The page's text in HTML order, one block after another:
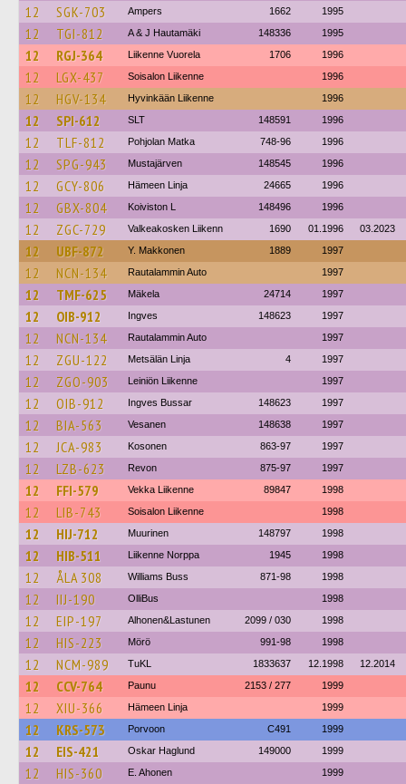
12 SGK-703 Ampers 1662 1995
12 TGI-812 A & J Hautamäki 148336 1995
12 RGJ-364 Liikenne Vuorela 1706 1996
12 LGX-437 Soisalon Liikenne 1996
12 HGV-134 Hyvinkään Liikenne 1996
12 SPI-612 SLT 148591 1996
12 TLF-812 Pohjolan Matka 748-96 1996
12 SPG-943 Mustajärven 148545 1996
12 GCY-806 Hämeen Linja 24665 1996
12 GBX-804 Koiviston L 148496 1996
12 ZGC-729 Valkeakosken Liikenn 1690 01.1996 03.2023
12 UBF-872 Y. Makkonen 1889 1997
12 NCN-134 Rautalammin Auto 1997
12 TMF-625 Mäkela 24714 1997
12 OIB-912 Ingves 148623 1997
12 NCN-134 Rautalammin Auto 1997
12 ZGU-122 Metsälän Linja 4 1997
12 ZGO-903 Leiniön Liikenne 1997
12 OIB-912 Ingves Bussar 148623 1997
12 BIA-563 Vesanen 148638 1997
12 JCA-983 Kosonen 863-97 1997
12 LZB-623 Revon 875-97 1997
12 FFI-579 Vekka Liikenne 89847 1998
12 LIB-743 Soisalon Liikenne 1998
12 HIJ-712 Muurinen 148797 1998
12 HIB-511 Liikenne Norppa 1945 1998
12 ÅLA 308 Williams Buss 871-98 1998
12 IIJ-190 OlliBus 1998
12 EIP-197 Alhonen&Lastunen 2099 / 030 1998
12 HIS-223 Mörö 991-98 1998
12 NCM-989 TuKL 1833637 12.1998 12.2014
12 CCV-764 Paunu 2153 / 277 1999
12 XIU-366 Hämeen Linja 1999
12 KRS-573 Porvoon C491 1999
12 EIS-421 Oskar Haglund 149000 1999
12 HIS-360 E. Ahonen 1999